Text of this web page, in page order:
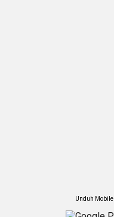
Unduh